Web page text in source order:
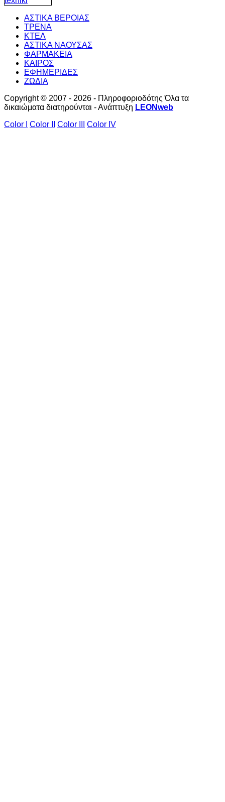
ΑΣΤΙΚΑ ΒΕΡΟΙΑΣ
ΤΡΕΝΑ
ΚΤΕΛ
ΑΣΤΙΚΑ ΝΑΟΥΣΑΣ
ΦΑΡΜΑΚΕΙΑ
ΚΑΙΡΟΣ
ΕΦΗΜΕΡΙΔΕΣ
ΖΩΔΙΑ
Copyright © 2007 - 2026 - Πληροφοριοδότης Όλα τα
δικαιώματα διατηρούνται - Ανάπτυξη LEONweb
Color I
Color II Color III Color IV